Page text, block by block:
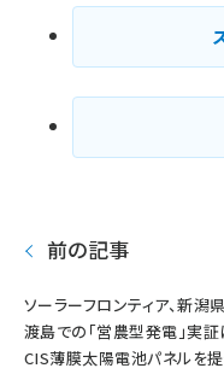
前の記事
ソーラーフロンティア、新潟
渡島での「営農型発電」実証
CIS薄膜太陽電池パネルを